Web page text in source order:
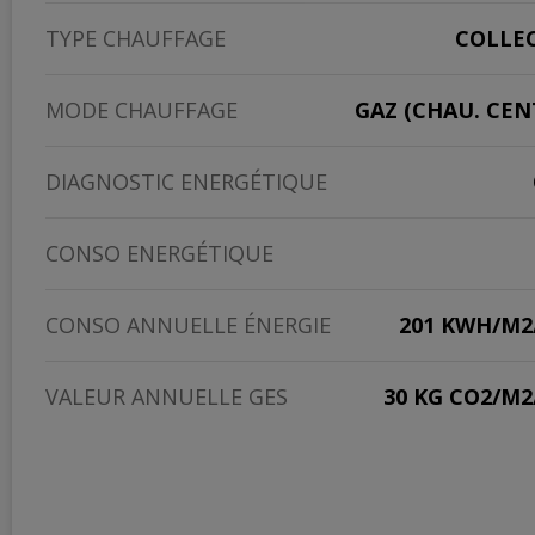
TYPE CHAUFFAGE
MODE CHAUFFAGE GAZ (CHAU.
DIAGNOSTIC ENERGÉTIQUE
CONSO ENERGÉTIQUE
CONSO ANNUELLE ÉNERGIE 201 KWH/
VALEUR ANNUELLE GES 30 KG CO2/